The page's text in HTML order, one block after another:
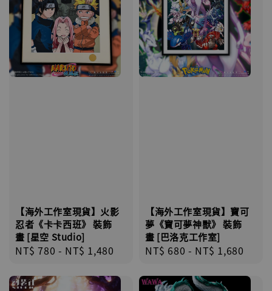
【海外工作室現貨】火影
忍者《卡卡西班》 裝飾
畫 [星空 Studio]
Regular
NT$ 780 - NT$ 1,480
【海外工作室現貨】寶可
夢《寶可夢神獸》 裝飾
畫 [巴洛克工作室]
Regular
NT$ 680 - NT$ 1,680